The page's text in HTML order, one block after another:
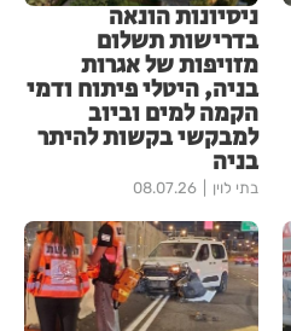
ניסיונות הונאה
בדרישות תשלום
מזויפות של אגרות
בניה, היטלי פיתוח ודמי
הקמה למים וביוב
למבקשי בקשות להיתר
בניה
בתי לוין 08.07.26